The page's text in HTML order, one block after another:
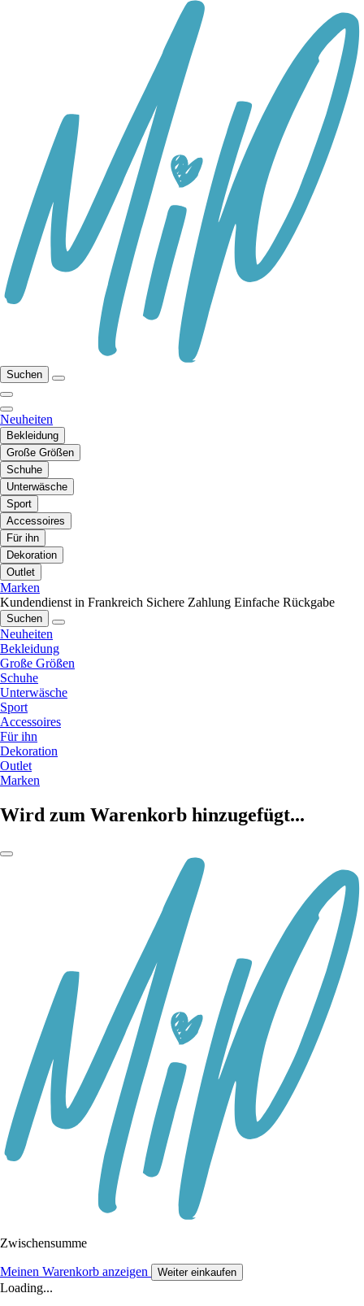
Suchen
Neuheiten
Bekleidung
Große Größen
Schuhe
Unterwäsche
Sport
Accessoires
Für ihn
Dekoration
Outlet
Marken
Kundendienst in Frankreich Sichere Zahlung Einfache Rückgabe
Suchen
Neuheiten
Bekleidung
Große Größen
Schuhe
Unterwäsche
Sport
Accessoires
Für ihn
Dekoration
Outlet
Marken
Wird zum Warenkorb hinzugefügt...
Zwischensumme
Meinen Warenkorb anzeigen Weiter einkaufen
Loading...